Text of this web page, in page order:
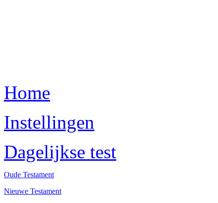
Home
Instellingen
Dagelijkse test
Oude Testament
Nieuwe Testament